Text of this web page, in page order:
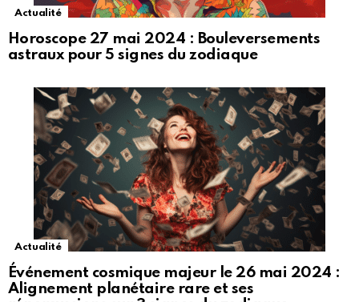
Actualité
Horoscope 27 mai 2024 : Bouleversements
astraux pour 5 signes du zodiaque
Actualité
Événement cosmique majeur le 26 mai 2024 :
Alignement planétaire rare et ses